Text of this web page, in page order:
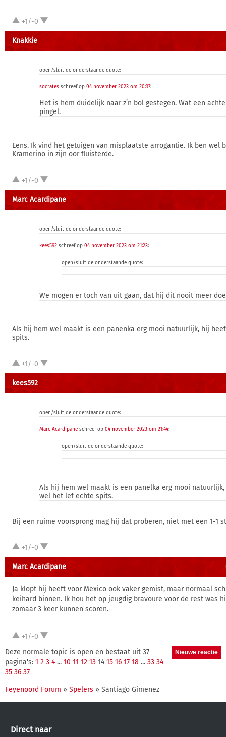
+1/-0
Knakkie
open/sluit de onderstaande quote:
socrates schreef op04 november 2023 om 20:37:
Het is hem duidelijk naar z’n bol gestegen. Wat een
pingel.
Eens. Ik vind het getuigen van misplaatste arrogantie. Ik ben wel
Kramerino in zijn oor fluisterde.
+1/-0
Marc Acardipane
open/sluit de onderstaande quote:
kees592 schreef op04 november 2023 om 21:23:
open/sluit de onderstaande quote:
We mogen er toch van uit gaan, dat hij dit nooit meer
Als hij hem wel maakt is een panenka erg mooi natuurlijk, hij
spits.
+1/-0
kees592
open/sluit de onderstaande quote:
Marc Acardipane schreef op04 november 2023 om 21:44:
open/sluit de onderstaande quote:
Als hij hem wel maakt is een panelka erg mooi
wel het lef echte spits.
Bij een ruime voorsprong mag hij dat proberen, niet met een 1-1
+1/-0
Marc Acardipane
Ja klopt hij heeft voor Mexico ook vaker gemist, maar normaal
keihard binnen. Ik hou het op jeugdig bravoure voor de rest was
zomaar 3 keer kunnen scoren.
+1/-0
Deze normale topic is open en bestaat uit 37
pagina's: 1 2 3 4 ... 10 11 12 13 14 15 16 17 18 ... 33 34
35 36 37
Feyenoord Forum » Spelers » Santiago Gimenez
Direct naar